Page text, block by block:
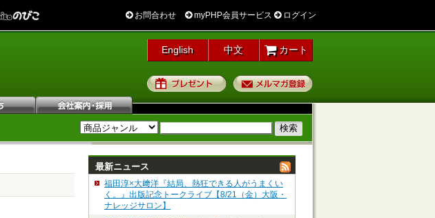
お問合わせ myPHP会員サービス ログイン
English 中文 カート
プレゼント
最新ニュース
福田淳×大﨑洋『結局、熱狂できる人がうまくい
く。』出版記念トークライブ【8/21（金）大阪・
ナレッジサロン】